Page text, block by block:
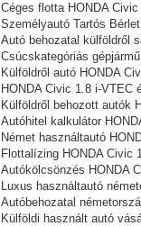
Céges flotta HONDA
Személyautó Tartós
Autó behozatal külföldről
Csúcskategóriás
Külföldről autó HONDA
HONDA Civic 1.8 i-VTEC
Külföldről behozott autók
Autóhitel kalkulátor
Német használtautó
Flottalízing HONDA Civic
Autókölcsönzés HONDA
Luxus használtautó
Autóbehozatal
Külföldi használt autó